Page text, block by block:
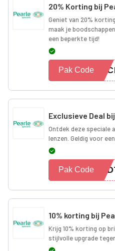
20% Korting bij
Geniet van 20%
maak je
een beperkte tijd!
Pak Code
Exclusieve Deal
Ontdek deze speciale
lenzen. Geldig voor
Pak Code
10% korting bij
Krijg 10% korting op
stijlvolle upgrade